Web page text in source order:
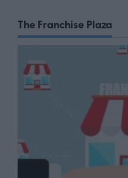
The Franchise Plaza